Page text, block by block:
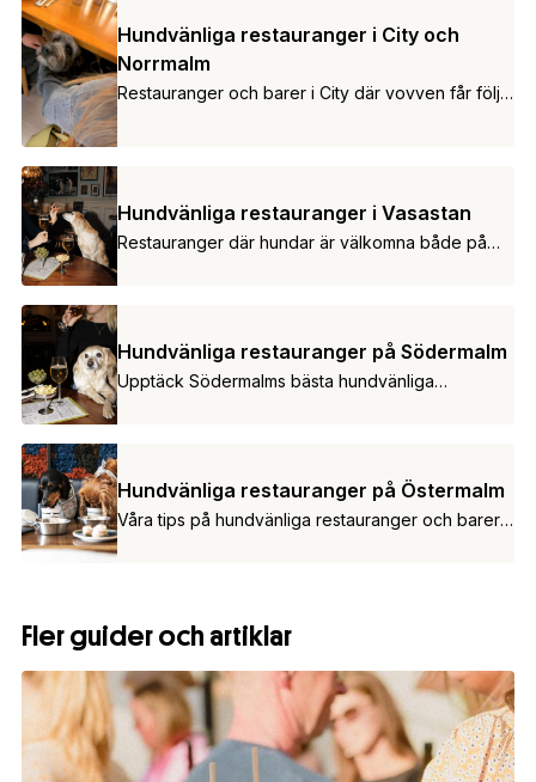
Hundvänliga restauranger i City och
Norrmalm
Restauranger och barer i City där vovven får följa
med in.
Hundvänliga restauranger i Vasastan
Restauranger där hundar är välkomna både på
Hundvänliga restauranger på Södermalm
Upptäck Södermalms bästa hundvänliga
restauranger.
Hundvänliga restauranger på Östermalm
Våra tips på hundvänliga restauranger och barer
på Östermalm.
Fler guider och artiklar